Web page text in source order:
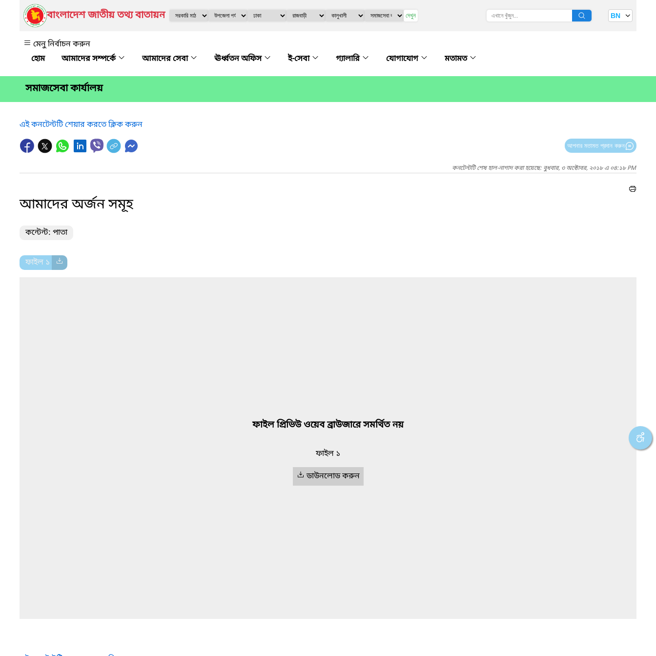
বাংলাদেশ জাতীয় তথ্য বাতায়ন দেখুন BN
মেনু নির্বাচন করুন
আমাদের সম্পর্কে
আমাদের সেবা ঊর্ধ্বতন অফিস ই-সেবা গ্যালারি যোগাযোগ মতামত
সমাজসেবা কার্যালয়
এই কনটেন্টটি শেয়ার করতে ক্লিক করুন
আপনার মতামত প্রদান করুন
কনটেন্টটি শেষ হাল-নাগাদ করা হয়েছে: বুধবার, ৩ অক্টোবর, ২০১৮ এ ০৪:১৮ PM
আমাদের অর্জন সমূহ
কন্টেন্ট: পাতা
ফাইল ১
ফাইল প্রিভিউ ওয়েব ব্রাউজারে সমর্থিত নয়
ফাইল ১
ডাউনলোড করুন